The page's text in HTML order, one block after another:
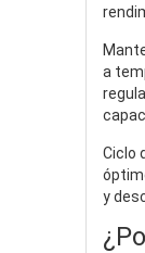
a
Ciclo
y